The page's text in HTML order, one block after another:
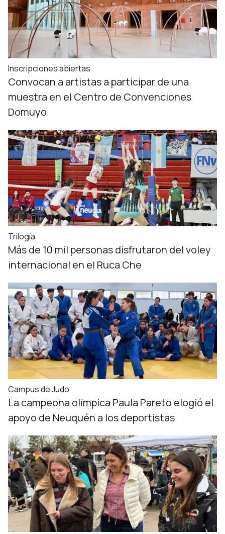
Inscripciones abiertas
Convocan a artistas a participar de una
muestra en el Centro de Convenciones
Domuyo
Trilogía
Más de 10 mil personas disfrutaron del voley
internacional en el Ruca Che
Campus de Judo
La campeona olímpica Paula Pareto elogió el
apoyo de Neuquén a los deportistas